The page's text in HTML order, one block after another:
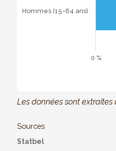
Hommes (15-64 ans)
0 %
Les données sont extraites
Sources
Statbel